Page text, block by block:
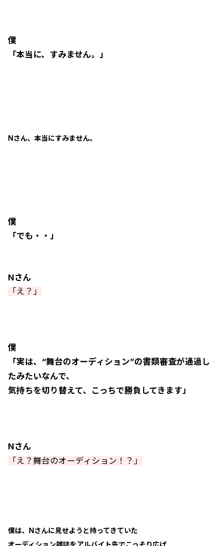
僕
「本当に、すみません。」
Nさん、本当にすみません。
僕
「でも・・」
Nさん
「え？」
僕
「実は、“舞台のオーディション”の書類審査が通過し
たみたいなんで、
気持ちを切り替えて、こっちで勝負してきます」
Nさん
「え？舞台のオーディション！？」
僕は、Nさんに見せようと持ってきていた
オーディション雑誌をアルバイト先でこっそり広げ